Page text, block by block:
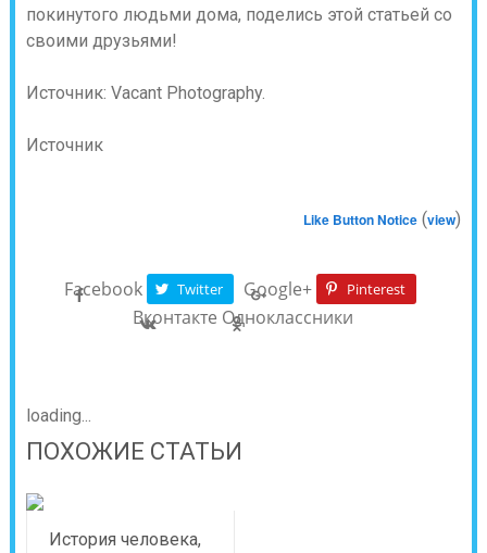
покинутого людьми дома, поделись этой статьей со
своими друзьями!
Источник: Vacant Photography.
Источник
Like Button Notice (view)
Facebook Twitter Google+ Pinterest
Вконтакте Одноклассники
loading...
ПОХОЖИЕ СТАТЬИ
История человека,